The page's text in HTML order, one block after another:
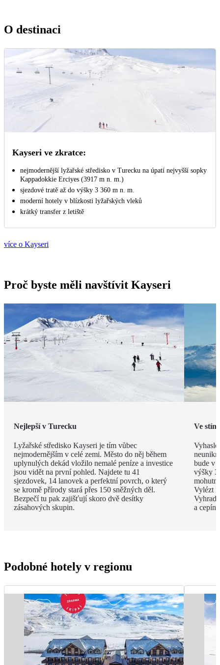
O destinaci
Kayseri ve zkratce:
nejmodernější lyžařské středisko v Turecku na úpatí nejvyšší sopky
Kappadokkie Erciyes (3917 m n. m.)
sjezdové tratě až do výšky 3 360 m n. m.
moderní hotely v blízkosti lyžařských vleků
krátký transfer z letiště
více o Kayseri
Proč byste měli navštívit Kayseri
Nejlepší v Turecku
Lyžařské středisko Kayseri je tím vůbec
nejmodernějším v celé zemi. Město do něj během
uplynulých dekád vložilo nemalé peníze a investice
jsou vidět na první pohled. Najdete tu 41
sjezdovek, 14 lanovek a perfektní povrch, o který
se kromě přírody stará přes 150 sněžných děl.
Bezpečí tu pak zajišťují skoro dvě desítky
zásahových skupin.
Ve
bude v
výšky 3
Vylézt
a
Podobné hotely v regionu